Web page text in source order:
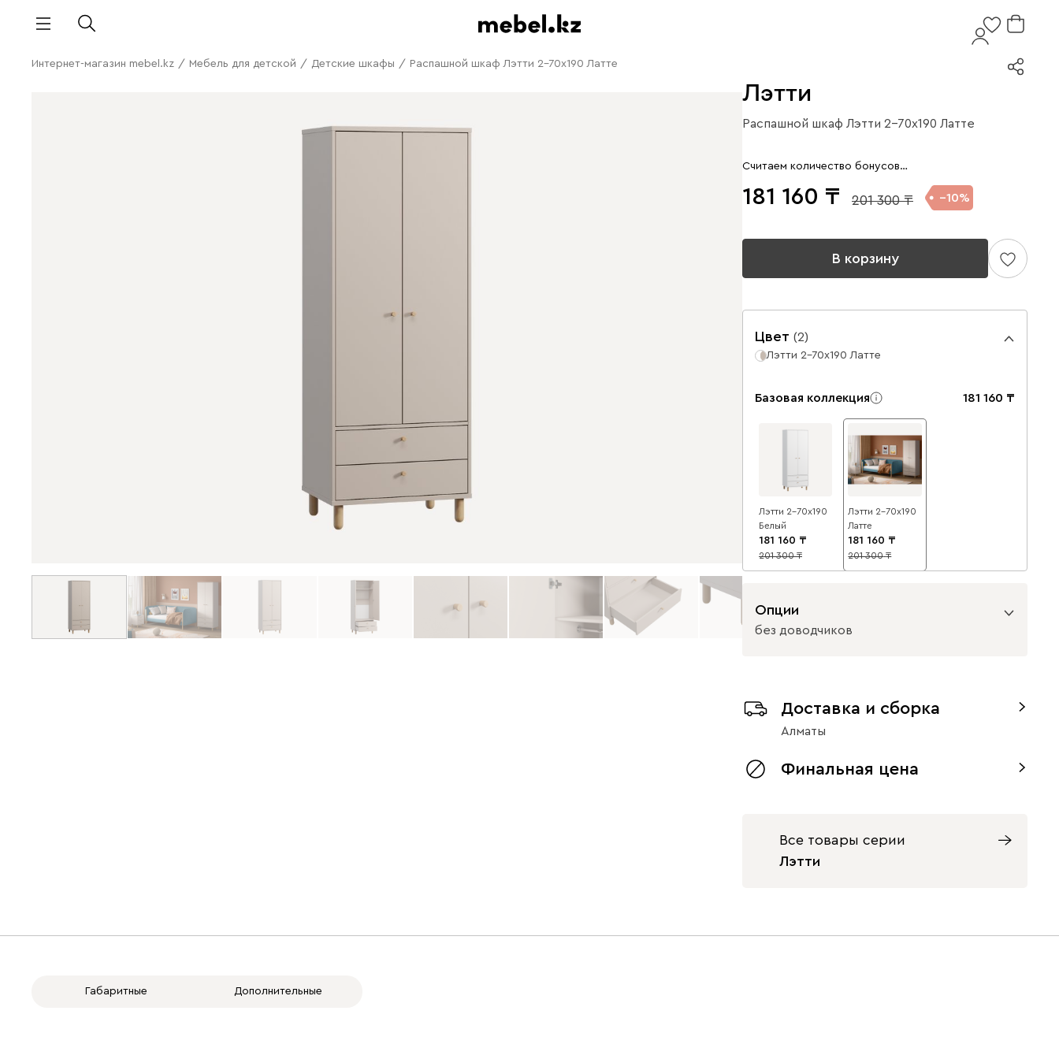
Интернет-магазин mebel.kz / Мебель для детской / Детские шкафы / Распашной шкаф Лэтти 2-70x190 Латте
Лэтти
Распашной шкаф Лэтти 2-70x190 Латте
Считаем количество бонусов…
181 160 201 300 10
В корзину
Цвет (2)
Лэтти 2-70x190 Латте
Базовая коллекция 181 160
Лэтти 2-70x190
Белый
181 160
10
201 300
Лэтти 2-70x190
Латте
181 160
10
201 300
Опции
без доводчиков
без доводчиков с доводчиками
Доставка и сборка
Алматы
Финальная цена
Все товары серии
Лэтти
Габаритные Дополнительные